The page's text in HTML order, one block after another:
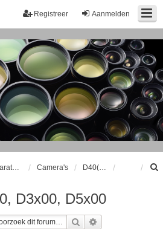
Aanmelden
Registreer
Camera's
D3x00, D5x00
Zoek